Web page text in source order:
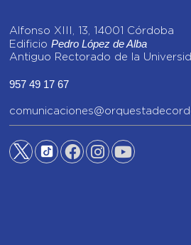
Alfonso XIII, 13, 14001 Córdoba
Edificio Pedro López de Alba
Antiguo Rectorado de la
957 49 17 67